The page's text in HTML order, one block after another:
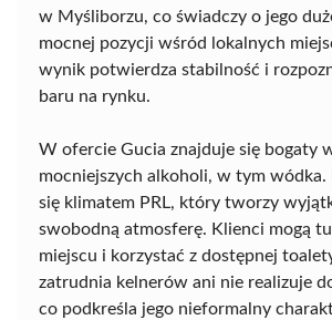
w Myśliborzu, co świadczy o jego
mocnej pozycji wśród lokalnych
wynik potwierdza stabilność i
baru na rynku.
W ofercie Gucia znajduje się bogaty
mocniejszych alkoholi, w tym wódka.
się klimatem PRL, który tworzy
swobodną atmosferę. Klienci mogą tu
miejscu i korzystać z dostępnej
zatrudnia kelnerów ani nie realizuje
co podkreśla jego nieformalny